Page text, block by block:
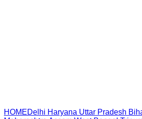
HOMEDelhi Haryana Uttar Pradesh